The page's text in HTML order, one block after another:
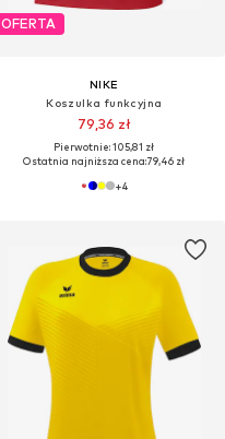
OFERTA
NIKE
Koszulka funkcyjna
79,36 zł
Pierwotnie: 105,81 zł
Ostatnia najniższa cena:79,46 zł
+4